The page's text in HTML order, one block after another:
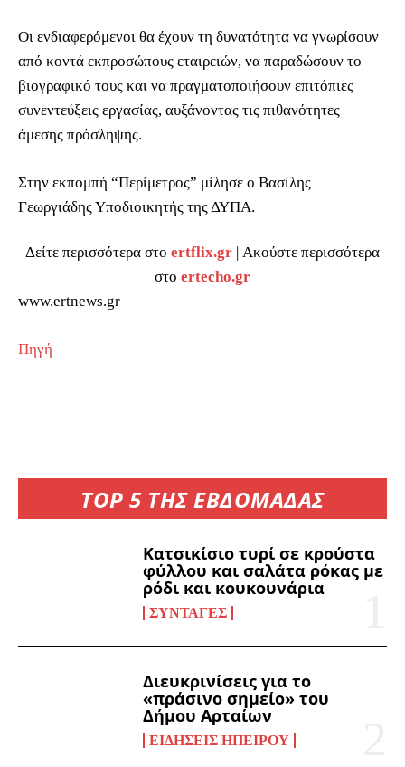
TOP 5 ΤΗΣ ΕΒΔΟΜΑΔΑΣ
Κατσικίσιο τυρί σε κρούστα
φύλλου και σαλάτα ρόκας με
ρόδι και κουκουνάρια
ΣΥΝΤΑΓΈΣ
Διευκρινίσεις για το
«πράσινο σημείο» του
Δήμου Αρταίων
ΕΙΔΉΣΕΙΣ ΗΠΕΊΡΟΥ
Οι ενδιαφερόμενοι θα έχουν τη δυνατότητα να γνωρίσουν
από κοντά εκπροσώπους εταιρειών, να παραδώσουν το
βιογραφικό τους και να πραγματοποιήσουν επιτόπιες
συνεντεύξεις εργασίας, αυξάνοντας τις πιθανότητες
άμεσης πρόσληψης.
Στην εκπομπή “Περίμετρος” μίλησε ο Βασίλης
Γεωργιάδης Υποδιοικητής της ΔΥΠΑ.
Δείτε περισσότερα στο ertflix.gr | Ακούστε περισσότερα
στο ertecho.gr
www.ertnews.gr
Πηγή